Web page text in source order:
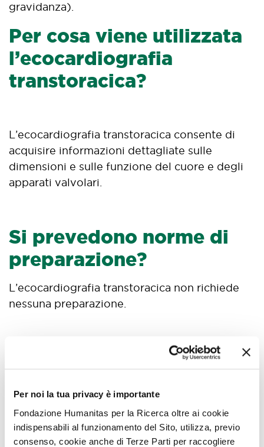
Per noi la tua privacy è importante
Fondazione Humanitas per la Ricerca oltre ai cookie
indispensabili al funzionamento del Sito, utilizza, previo
consenso, cookie anche di Terze Parti per raccogliere
gravidanza).
Per cosa viene utilizzata
l’ecocardiografia
transtoracica?
L’ecocardiografia transtoracica consente di
acquisire informazioni dettagliate sulle
dimensioni e sulle funzione del cuore e degli
apparati valvolari.
Si prevedono norme di
preparazione?
L’ecocardiografia transtoracica non richiede
nessuna preparazione.
ecocardiografia
transtoracica?